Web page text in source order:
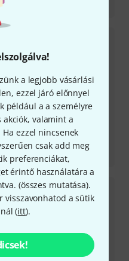
a legjobb vásárlási
ezzel járó előnnyel
például a a személyre
valamint a
ezzel nincsenek
csak add meg
preferenciákat,
érintő használatára a
(összes mutatása).
visszavonhatod a sütik
(itt).